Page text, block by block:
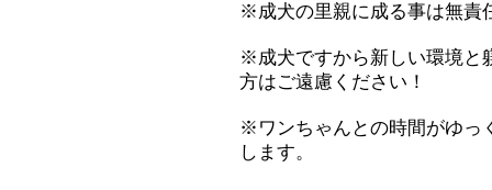
※成犬の里親に成る事は無責
※成犬ですから新しい環境と
方はご遠慮ください！
※ワンちゃんとの時間がゆっ
します。